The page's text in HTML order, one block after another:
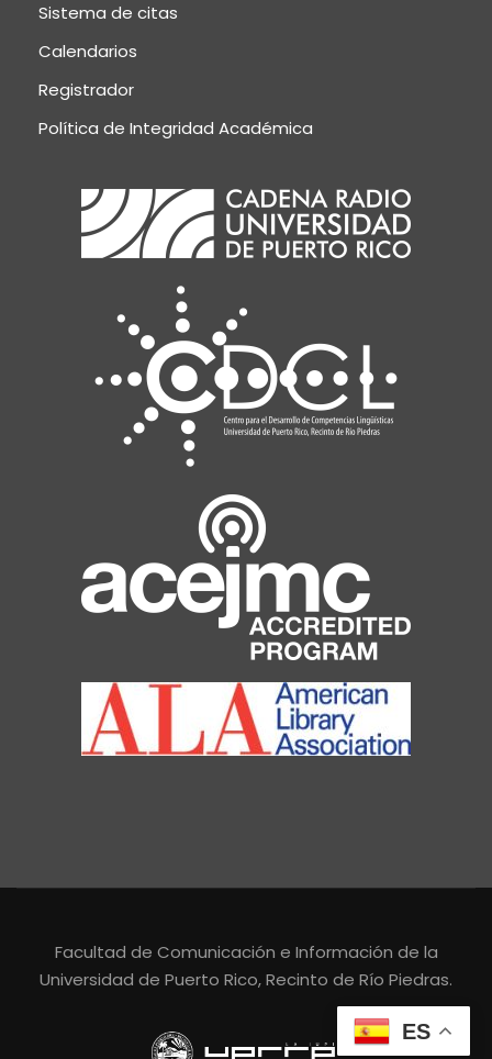
Sistema de citas
Calendarios
Registrador
Política de Integridad Académica
Facultad de Comunicación e Información de la
Universidad de Puerto Rico, Recinto de Río Piedras.
ES